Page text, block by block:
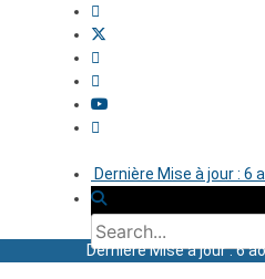
Dernière Mise à jour : 6
Dernière Mise à jour : 6